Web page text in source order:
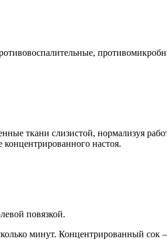
ткани слизистой, нормализуя
настоя.
повязкой.
минут. Концентрированный сок